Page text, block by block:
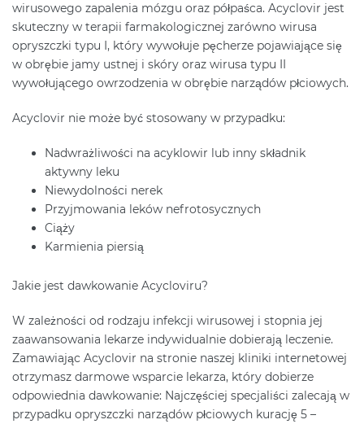
wirusowego zapalenia mózgu oraz półpaśca. Acyclovir jest
skuteczny w terapii farmakologicznej zarówno wirusa
opryszczki typu I, który wywołuje pęcherze pojawiające się
w obrębie jamy ustnej i skóry oraz wirusa typu II
wywołującego owrzodzenia w obrębie narządów płciowych.
Acyclovir nie może być stosowany w przypadku:
Nadwrażliwości na acyklowir lub inny składnik
aktywny leku
Niewydolności nerek
Przyjmowania leków nefrotosycznych
Ciąży
Karmienia piersią
Jakie jest dawkowanie Acycloviru?
W zależności od rodzaju infekcji wirusowej i stopnia jej
zaawansowania lekarze indywidualnie dobierają leczenie.
Zamawiając Acyclovir na stronie naszej kliniki internetowej
otrzymasz darmowe wsparcie lekarza, który dobierze
odpowiednia dawkowanie: Najczęściej specjaliści zalecają w
przypadku opryszczki narządów płciowych kurację 5 –